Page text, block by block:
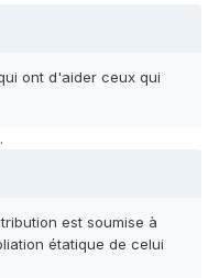
ont d'aider ceux qui
est soumise à
étatique de celui